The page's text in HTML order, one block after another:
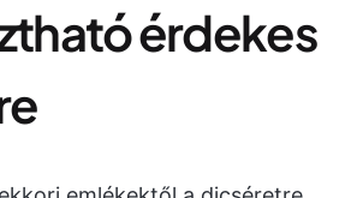
érdekes